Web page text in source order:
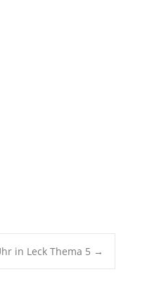
in Leck Thema 5 →